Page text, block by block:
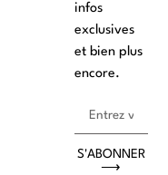
infos
exclusives
et bien plus
encore.
S'ABONNER
⟶